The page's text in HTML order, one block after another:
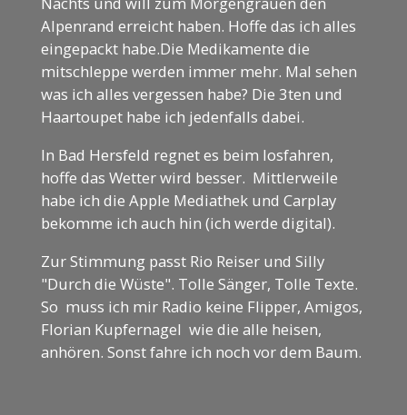
Alpenrand erreicht haben. Hoffe das ich alles
eingepackt habe.Die Medikamente die
mitschleppe werden immer mehr. Mal sehen
was ich alles vergessen habe? Die 3ten und
Haartoupet habe ich jedenfalls dabei.
In Bad Hersfeld regnet es beim losfahren,
hoffe das Wetter wird besser. Mittlerweile
habe ich die Apple Mediathek und Carplay
bekomme ich auch hin (ich werde digital).
Zur Stimmung passt Rio Reiser und Silly
"Durch die Wüste". Tolle Sänger, Tolle Texte.
So muss ich mir Radio keine Flipper, Amigos,
Florian Kupfernagel wie die alle heisen,
anhören. Sonst fahre ich noch vor dem Baum.